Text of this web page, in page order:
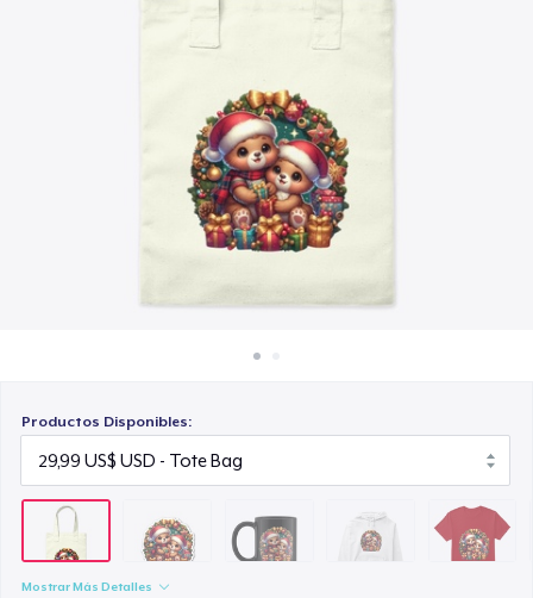
Venda lo que sea
Productos Disponibles:
Mostrar Más Detalles
Unisex Classic Pullover Hoodie
Classic Crew Neck T-Shirt
22,99 US$